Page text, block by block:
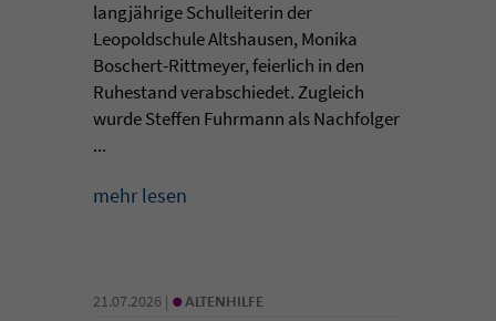
langjährige Schulleiterin der
Leopoldschule Altshausen, Monika
Boschert-Rittmeyer, feierlich in den
Ruhestand verabschiedet. Zugleich
wurde Steffen Fuhrmann als Nachfolger
...
mehr lesen
21.07.2026 | • ALTENHILFE